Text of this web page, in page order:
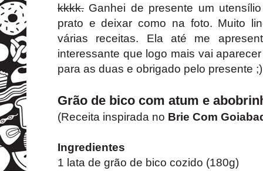
kkkk. Ganhei de presente um
prato e deixar como na foto. Muito
várias receitas. Ela até me
interessante que logo mais vai
para as duas e obrigado pelo presente ;)
Grão de bico com atum e
(Receita inspirada no Brie Com
Ingredientes
1 lata de grão de bico cozido (180g)